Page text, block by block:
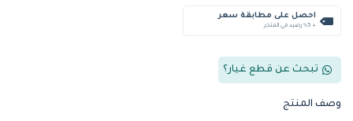
احصل على مطابقة سعر
+ %5 رصيد في المتجر
تبحث عن قطع غيار؟
وصف المنتج